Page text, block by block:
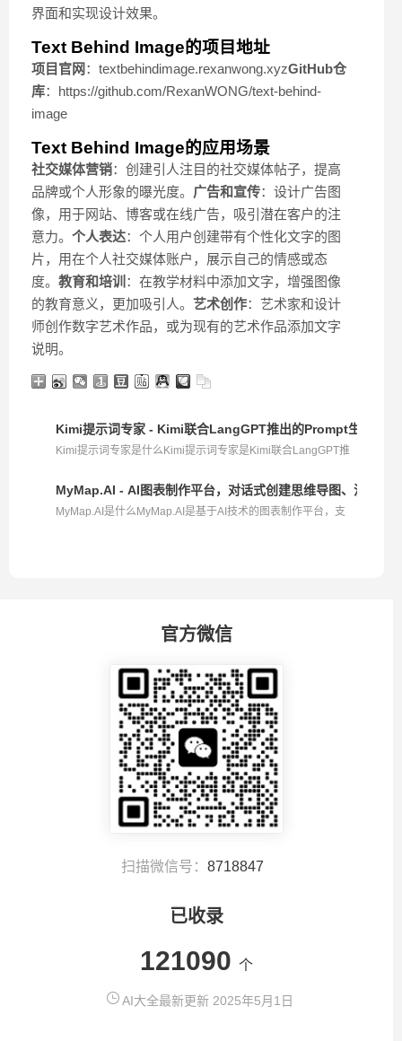
界面和实现设计效果。
Text Behind Image的项目地址
项目官网 ：textbehindimage.rexanwong.xyzGitHub仓
库：https://github.com/RexanWONG/text-behind-
image
Text Behind Image的应用场景
社交媒体营销：创建引人注目的社交媒体帖子，提高
品牌或个人形象的曝光度。 广告和宣传：设计广告图
像，用于网站、博客或在线广告，吸引潜在客户的注
意力。 个人表达：个人用户创建带有个性化文字的图
片，用在个人社交媒体账户，展示自己的情感或态
度。 教育和培训 ：在教学材料中添加文字，增强图像
的教育意义，更加吸引人。 艺术创作：艺术家和设计
师创作数字艺术作品，或为现有的艺术作品添加文字
说明。
Kimi提示词专家 - Kimi联合LangGPT推出的Prompt生成工具
Kimi提示词专家是什么Kimi提示词专家是Kimi联合LangGPT推
MyMap.AI - AI图表制作平台，对话式创建思维导图、流程图
MyMap.AI是什么MyMap.AI是基于AI技术的图表制作平台，支
官方微信
扫描微信号： 8718847
已收录
121090 个
AI大全最新更新 2025年5月1日